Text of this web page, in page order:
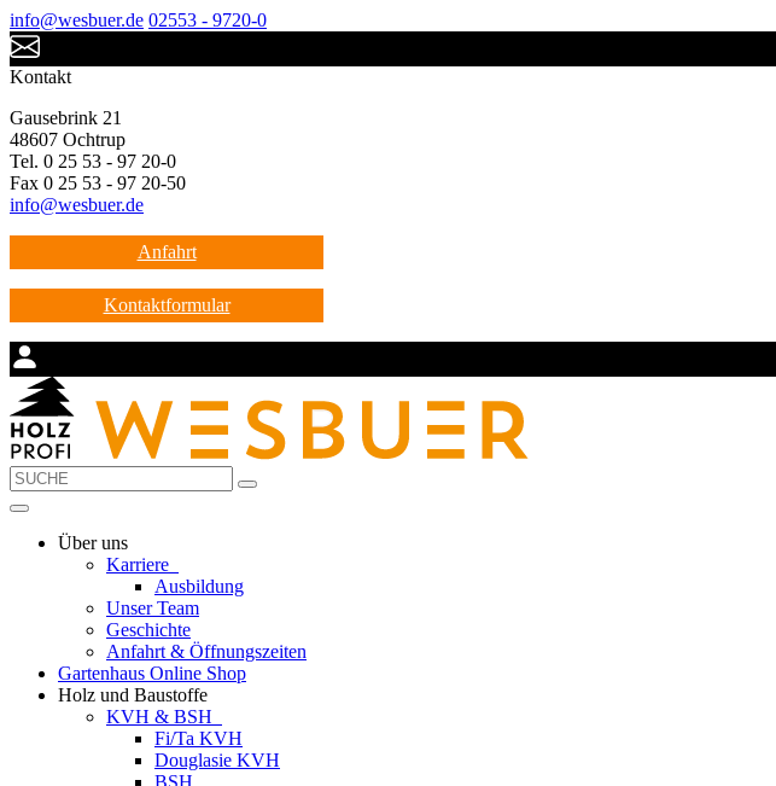
info@wesbuer.de 02553 - 9720-0
Kontakt
Gausebrink 21
48607 Ochtrup
Tel. 0 25 53 - 97 20-0
Fax 0 25 53 - 97 20-50
info@wesbuer.de
Anfahrt
Kontaktformular
Über uns
Karriere
Ausbildung
Unser Team
Geschichte
Anfahrt & Öffnungszeiten
Gartenhaus Online Shop
Holz und Baustoffe
KVH & BSH
Fi/Ta KVH
Douglasie KVH
BSH